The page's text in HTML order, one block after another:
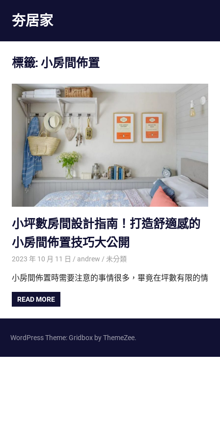
夯居家
家
標籤:小房間佈置
小坪數房間設計指南！打造舒適感的
小房間佈置技巧大公開
2023 年 10 月 11 日 andrew 未分類
小房間佈置時需要注意的事情很多，畢竟在坪數有限的情
READ MORE
WordPress Theme: Gridbox by ThemeZee.